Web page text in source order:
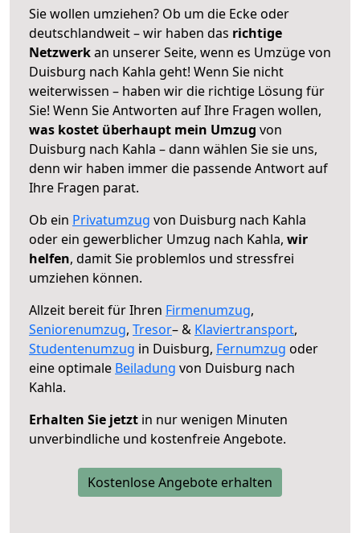
Sie wollen umziehen? Ob um die Ecke oder
deutschlandweit – wir haben das richtige
Netzwerkan unserer Seite, wenn es Umzüge von
Duisburg nach Kahla geht! Wenn Sie nicht
weiterwissen – haben wir die richtige Lösung für
Sie! Wenn Sie Antworten auf Ihre Fragen wollen,
was kostet überhaupt mein Umzug von
Duisburg nach Kahla – dann wählen Sie sie uns,
denn wir haben immer die passende Antwort auf
Ihre Fragen parat.
Ob ein Privatumzug von Duisburg nach Kahla
oder ein gewerblicher Umzug nach Kahla, wir
helfen, damit Sie problemlos und stressfrei
umziehen können.
Allzeit bereit für Ihren Firmenumzug,
Seniorenumzug, Tresor– & Klaviertransport,
Studentenumzug in Duisburg, Fernumzug oder
eine optimale Beiladung von Duisburg nach
Kahla.
Erhalten Sie jetzt in nur wenigen Minuten
unverbindliche und kostenfreie Angebote.
Kostenlose Angebote erhalten